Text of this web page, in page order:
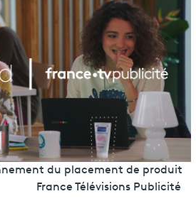
du placement de produit
Télévisions Publicité